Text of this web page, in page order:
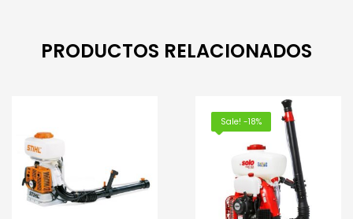
PRODUCTOS RELACIONADOS
Sale! -18%